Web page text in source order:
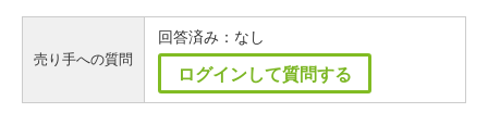
売り手への質問
回答済み：なし
ログインして質問する